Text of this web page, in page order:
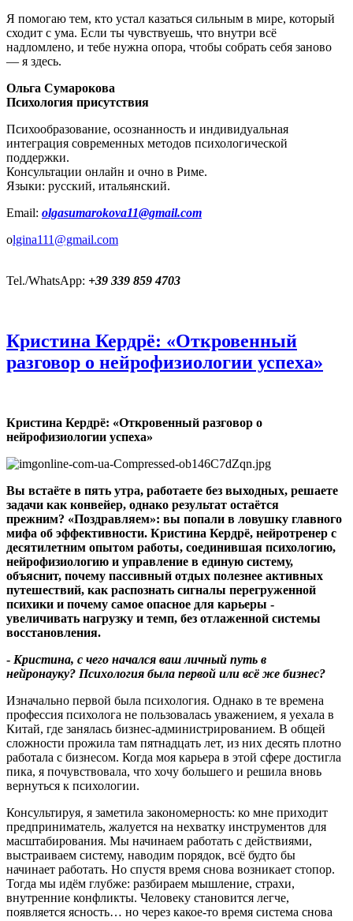
Я помогаю тем, кто устал казаться сильным в мире, который
сходит с ума. Если ты чувствуешь, что внутри всё
надломлено, и тебе нужна опора, чтобы собрать себя заново
— я здесь.
Ольга Сумарокова
Психология присутствия
Психообразование, осознанность и индивидуальная
интеграция современных методов психологической
поддержки.
Консультации онлайн и очно в Риме.
Языки: русский, итальянский.
Email: olgasumarokova11@gmail.com
olgina111@gmail.com
Tel./WhatsApp: +39 339 859 4703
Кристина Кердрё: «Откровенный
разговор о нейрофизиологии успеха»
Кристина Кердрё: «Откровенный разговор о
нейрофизиологии успеха»
Вы встаёте в пять утра, работаете без выходных, решаете
задачи как конвейер, однако результат остаётся
прежним? «Поздравляем»: вы попали в ловушку главного
мифа об эффективности. Кристина Кердрё, нейротренер с
десятилетним опытом работы, соединившая психологию,
нейрофизиологию и управление в единую систему,
объяснит, почему пассивный отдых полезнее активных
путешествий, как распознать сигналы перегруженной
психики и почему самое опасное для карьеры -
увеличивать нагрузку и темп, без отлаженной системы
восстановления.
- Кристина, с чего начался ваш личный путь в
нейронауку? Психология была первой или всё же бизнес?
Изначально первой была психология. Однако в те времена
профессия психолога не пользовалась уважением, я уехала в
Китай, где занялась бизнес-администрированием. В общей
сложности прожила там пятнадцать лет, из них десять плотно
работала с бизнесом. Когда моя карьера в этой сфере достигла
пика, я почувствовала, что хочу большего и решила вновь
вернуться к психологии.
Консультируя, я заметила закономерность: ко мне приходит
предприниматель, жалуется на нехватку инструментов для
масштабирования. Мы начинаем работать с действиями,
выстраиваем систему, наводим порядок, всё будто бы
начинает работать. Но спустя время снова возникает стопор.
Тогда мы идём глубже: разбираем мышление, страхи,
внутренние конфликты. Человеку становится легче,
появляется ясность… но через какое-то время система снова